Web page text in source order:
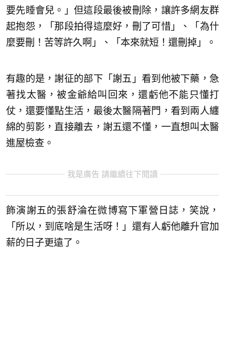
要先睡會兒。」但這段最後被刪除，讓許多網友群
起抱怨，「那段拍得這麼好，刪了可惜」、「為什
麼要刪！苦等許久啊」、「本來就短！還刪掉」。
有趣的是，謝征的部下「謝五」看到他被下藥，急
著找太醫，被金爺給叫回來，還虧他不能只懂打
仗，還要懂點生活，最後太醫隔著門，看到兩人纏
綿的剪影，直接離去，謝五還不懂，一直想叫太醫
進屋檢查。
我是廣告 請繼續往下閱讀
飾演謝五的張舒淪在微博寫下軍營日誌，笑說，
「所以，到底啥是生活呀！」還有人虧他離升官加
薪的日子更遠了。